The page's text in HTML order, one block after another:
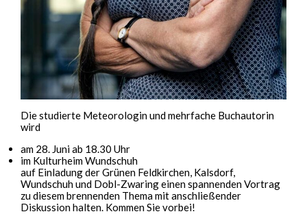
Die studierte Meteorologin und mehrfache Buchautorin
wird
am 28. Juni ab 18.30 Uhr
im Kulturheim Wundschuh
auf Einladung der Grünen Feldkirchen, Kalsdorf,
Wundschuh und Dobl-Zwaring einen spannenden Vortrag
zu diesem brennenden Thema mit anschließender
Diskussion halten. Kommen Sie vorbei!